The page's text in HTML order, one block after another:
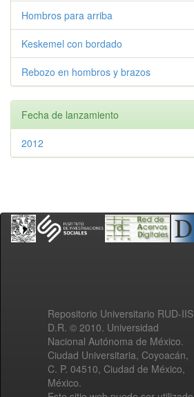
Hombros para arriba
Keskemel con bordado
Rebozo en hombros y brazos
Fecha de lanzamiento
2012
Repositorio Universitario RUD-IIS
D.R. © 2010. Universidad
Nacional Autónoma de México.
Ciudad Universitaria, Coyoacán,
C. P. 04510, Ciudad de México,
México.